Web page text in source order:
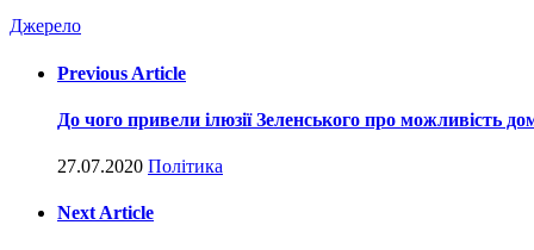
Джерело
Previous Article
До чого привели ілюзії Зеленського про можливість
27.07.2020 Політика
Next Article